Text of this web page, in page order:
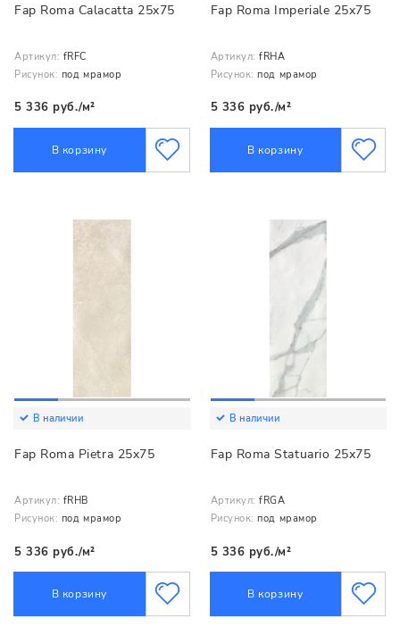
Fap Roma Calacatta 25x75
Артикул: fRFC
Рисунок: под мрамор
5 336 руб./м²
В корзину
Fap Roma Imperiale 25x75
Артикул: fRHA
Рисунок: под мрамор
5 336 руб./м²
В корзину
В наличии
Fap Roma Pietra 25x75
Артикул: fRHB
Рисунок: под мрамор
5 336 руб./м²
В корзину
В наличии
Fap Roma Statuario 25x75
Артикул: fRGA
Рисунок: под мрамор
5 336 руб./м²
В корзину